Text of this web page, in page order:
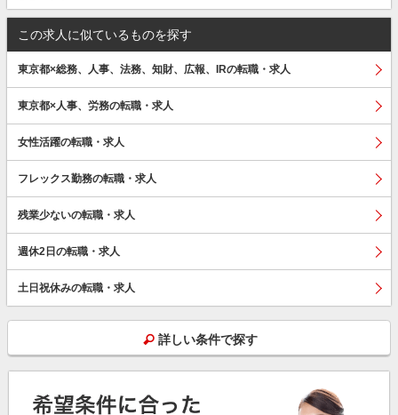
この求人に似ているものを探す
東京都×総務、人事、法務、知財、広報、IRの転職・求人
東京都×人事、労務の転職・求人
女性活躍の転職・求人
フレックス勤務の転職・求人
残業少ないの転職・求人
週休2日の転職・求人
土日祝休みの転職・求人
詳しい条件で探す